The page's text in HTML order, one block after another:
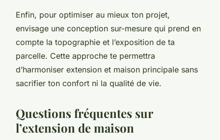
Enfin, pour optimiser au mieux ton projet,
envisage une conception sur-mesure qui prend en
compte la topographie et l’exposition de ta
parcelle. Cette approche te permettra
d’harmoniser extension et maison principale sans
sacrifier ton confort ni la qualité de vie.
Questions fréquentes sur
l’extension de maison